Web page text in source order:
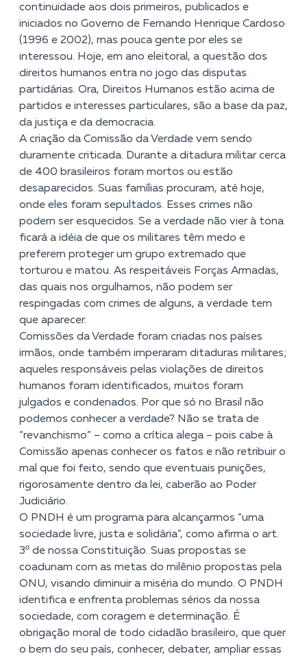
continuidade aos dois primeiros, publicados e
iniciados no Governo de Fernando Henrique Cardoso
(1996 e 2002), mas pouca gente por eles se
interessou. Hoje, em ano eleitoral, a questão dos
direitos humanos entra no jogo das disputas
partidárias. Ora, Direitos Humanos estão acima de
partidos e interesses particulares, são a base da paz,
da justiça e da democracia.
A criação da Comissão da Verdade vem sendo
duramente criticada. Durante a ditadura militar cerca
de 400 brasileiros foram mortos ou estão
desaparecidos. Suas famílias procuram, até hoje,
onde eles foram sepultados. Esses crimes não
podem ser esquecidos. Se a verdade não vier à tona
ficará a idéia de que os militares têm medo e
preferem proteger um grupo extremado que
torturou e matou. As respeitáveis Forças Armadas,
das quais nos orgulhamos, não podem ser
respingadas com crimes de alguns, a verdade tem
que aparecer.
Comissões da Verdade foram criadas nos países
irmãos, onde também imperaram ditaduras militares;
aqueles responsáveis pelas violações de direitos
humanos foram identificados, muitos foram
julgados e condenados. Por que só no Brasil não
podemos conhecer a verdade? Não se trata de
“revanchismo” – como a crítica alega – pois cabe à
Comissão apenas conhecer os fatos e não retribuir o
mal que foi feito, sendo que eventuais punições,
rigorosamente dentro da lei, caberão ao Poder
Judiciário.
O PNDH é um programa para alcançarmos “uma
sociedade livre, justa e solidária”, como afirma o art.
3º de nossa Constituição. Suas propostas se
coadunam com as metas do milênio propostas pela
ONU, visando diminuir a miséria do mundo. O PNDH
identifica e enfrenta problemas sérios da nossa
sociedade, com coragem e determinação. É
obrigação moral de todo cidadão brasileiro, que quer
o bem do seu país, conhecer, debater, ampliar essas